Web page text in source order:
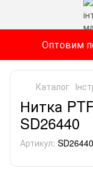
Оптовим
Каталог
Нитка
SD26440
Артикул: SD26440